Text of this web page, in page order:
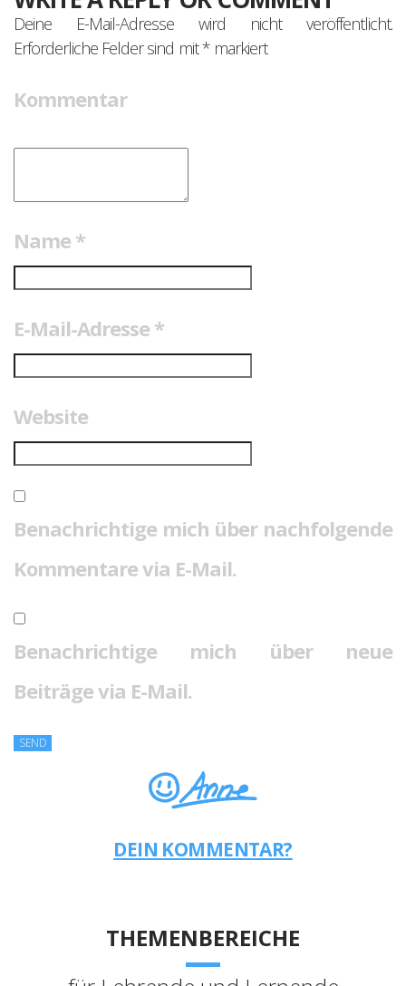
Deine E-Mail-Adresse wird nicht veröffentlicht.
Erforderliche Felder sind mit*markiert
Kommentar
Name *
E-Mail-Adresse *
Website
Benachrichtige mich über nachfolgende
Kommentare via E-Mail.
Benachrichtige mich über neue
Beiträge via E-Mail.
DEIN KOMMENTAR?
THEMENBEREICHE